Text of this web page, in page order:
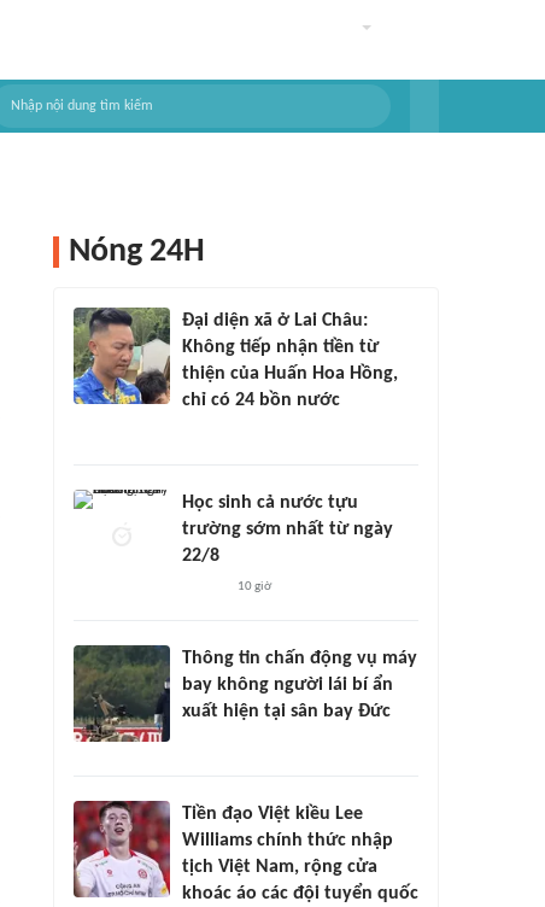
Nóng 24H
Đại diện xã ở Lai Châu:
Không tiếp nhận tiền từ
thiện của Huấn Hoa Hồng,
chỉ có 24 bồn nước
Học sinh cả nước tựu
trường sớm nhất từ ngày
22/8
10 giờ
Thông tin chấn động vụ máy
bay không người lái bí ẩn
xuất hiện tại sân bay Đức
Tiền đạo Việt kiều Lee
Williams chính thức nhập
tịch Việt Nam, rộng cửa
khoác áo các đội tuyển quốc